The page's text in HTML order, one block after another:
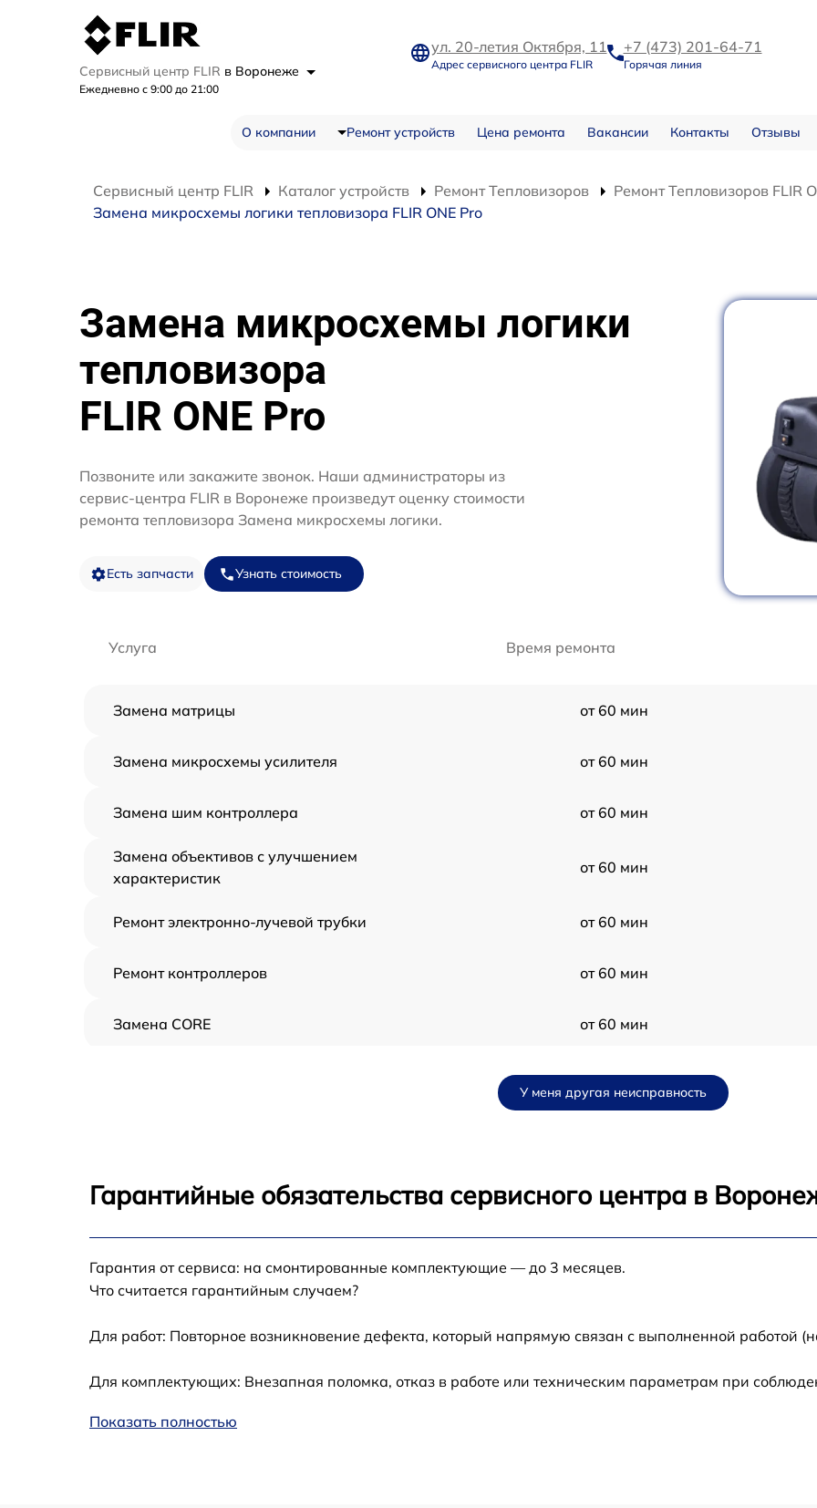
Сервисный центр FLIR в Воронеже
Ежедневно с 9:00 до 21:00
ул. 20-летия Октября, 11
Адрес сервисного центра FLIR
+7 (473) 201-64-71
Горячая линия
О компании Ремонт устройств Цена ремонта Вакансии Контакты Отзывы
Сервисный центр FLIR Каталог устройств Ремонт Тепловизоров
Ремонт Тепловизоров FLIR
Замена микросхемы логики тепловизора FLIR ONE Pro
Замена микросхемы логики
тепловизора
FLIR ONE Pro
Позвоните или закажите звонок. Наши администраторы из
сервис-центра FLIR в Воронеже произведут оценку стоимости
ремонта тепловизора Замена микросхемы логики.
Есть запчасти Узнать стоимость
Услуга Время ремонта
Замена матрицы от 60 мин
Замена микросхемы усилителя от 60 мин
Замена шим контроллера от 60 мин
Замена объективов с улучшением
характеристик
от 60 мин
Ремонт электронно-лучевой трубки от 60 мин
Ремонт контроллеров от 60 мин
Замена CORE от 60 мин
от 60 мин
Ремонт встроенного дальнометра и
других устройств
Замена микросхемы логики от 60 мин
Замена ключей управления от 60 мин
У меня другая неисправность
Гарантийные обязательства сервисного центра в
Гарантия от сервиса: на смонтированные комплектующие — до 3 месяцев.
Что считается гарантийным случаем?
Для работ: Повторное возникновение дефекта, который напрямую связан с выполненной работой
Для комплектующих: Внезапная поломка, отказ в работе или техническим параметрам при
Показать полностью